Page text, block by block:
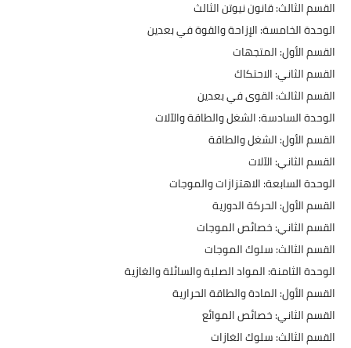
​القسم الثالث: قانون نيوتن الثالث
​الوحدة الخامسة: الإزاحة والقوة في بعدين
​القسم الأول: المتجهات
​القسم الثاني: الاحتكاك
​القسم الثالث: القوى في بعدين
​الوحدة السادسة: الشغل والطاقة والآلات
​القسم الأول: الشغل والطاقة
​القسم الثاني: الآلات
​الوحدة السابعة: الاهتزازات والموجات
​القسم الأول: الحركة الدورية
​القسم الثاني: خصائص الموجات
​القسم الثالث: سلوك الموجات
​الوحدة الثامنة: المواد الصلبة والسائلة والغازية
​القسم الأول: المادة والطاقة الحرارية
​القسم الثاني: خصائص الموائع
​القسم الثالث: سلوك الغازات